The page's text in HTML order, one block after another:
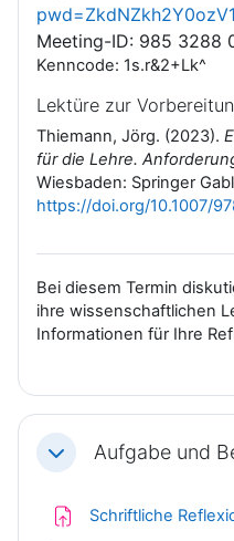
Meeting-ID: 985 3288
Kenncode: 1s.r&2+Lk^
Lektüre zur
Thiemann, Jörg. (2023).
für die Lehre.
Wiesbaden: Springer
https://doi.org/10.1007/
Bei diesem Termin
ihre wissenschaftlichen
Informationen für Ihre
EinklappenAufgabe und
Schriftliche